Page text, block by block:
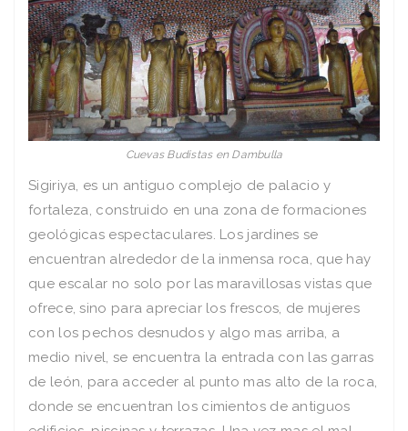
Cuevas Budistas en Dambulla
Sigiriya, es un antiguo complejo de palacio y
fortaleza, construido en una zona de formaciones
geológicas espectaculares. Los jardines se
encuentran alrededor de la inmensa roca, que hay
que escalar no solo por las maravillosas vistas que
ofrece, sino para apreciar los frescos, de mujeres
con los pechos desnudos y algo mas arriba, a
medio nivel, se encuentra la entrada con las garras
de león, para acceder al punto mas alto de la roca,
donde se encuentran los cimientos de antiguos